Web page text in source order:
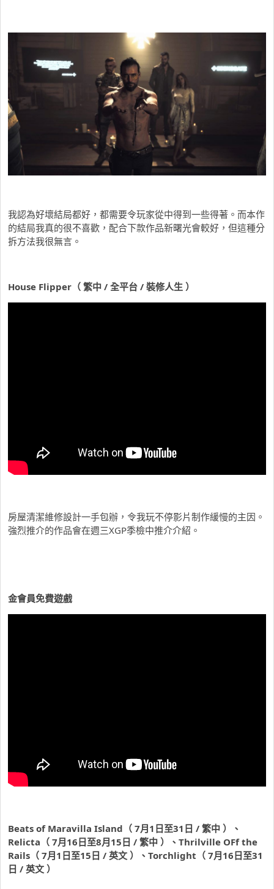
我認為好壞結局都好，都需要令玩家從中得到一些得著。而本作
的結局我真的很不喜歡，配合下款作品新曙光會較好，但這種分
拆方法我很無言。
House Flipper （ 繁中 / 全平台 / 裝修人生 ）
房屋清潔維修設計一手包辦，令我玩不停影片制作緩慢的主因。
強烈推介的作品會在週三XGP季檢中推介介紹。
金會員免費遊戲
Beats of Maravilla Island （ 7月1日至31日 / 繁中 ）、
Relicta （ 7月16日至8月15日 / 繁中 ）、 Thrilville OFf the
Rails （ 7月1日至15日 / 英文 ）、 Torchlight （ 7月16日至31
日 / 英文 ）